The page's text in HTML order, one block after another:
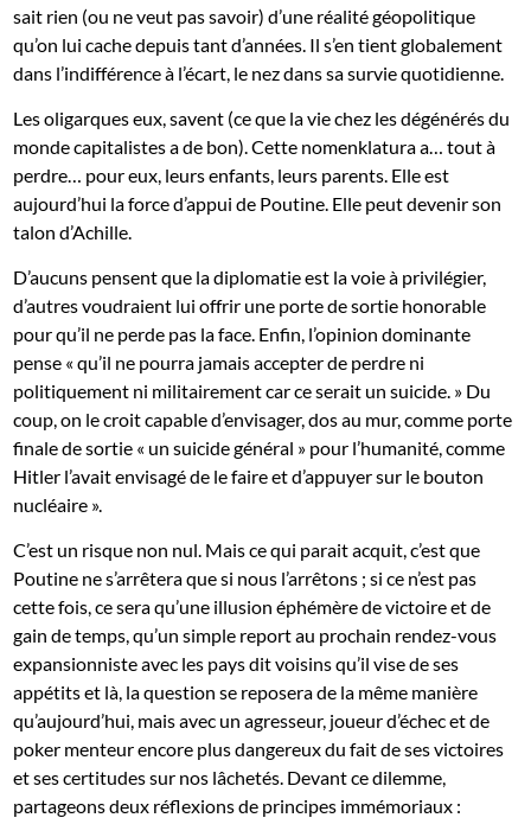
sait rien (ou ne veut pas savoir) d’une réalité géopolitique
qu’on lui cache depuis tant d’années. Il s’en tient globalement
dans l’indifférence à l’écart, le nez dans sa survie quotidienne.
Les oligarques eux, savent (ce que la vie chez les dégénérés du
monde capitalistes a de bon). Cette nomenklatura a… tout à
perdre… pour eux, leurs enfants, leurs parents. Elle est
aujourd’hui la force d’appui de Poutine. Elle peut devenir son
talon d’Achille.
D’aucuns pensent que la diplomatie est la voie à privilégier,
d’autres voudraient lui offrir une porte de sortie honorable
pour qu’il ne perde pas la face. Enfin, l’opinion dominante
pense « qu’il ne pourra jamais accepter de perdre ni
politiquement ni militairement car ce serait un suicide. » Du
coup, on le croit capable d’envisager, dos au mur, comme porte
finale de sortie « un suicide général » pour l’humanité, comme
Hitler l’avait envisagé de le faire et d’appuyer sur le bouton
nucléaire ».
C’est un risque non nul. Mais ce qui parait acquit, c’est que
Poutine ne s’arrêtera que si nous l’arrêtons ; si ce n’est pas
cette fois, ce sera qu’une illusion éphémère de victoire et de
gain de temps, qu’un simple report au prochain rendez-vous
expansionniste avec les pays dit voisins qu’il vise de ses
appétits et là, la question se reposera de la même manière
qu’aujourd’hui, mais avec un agresseur, joueur d’échec et de
poker menteur encore plus dangereux du fait de ses victoires
et ses certitudes sur nos lâchetés. Devant ce dilemme,
partageons deux réflexions de principes immémoriaux :